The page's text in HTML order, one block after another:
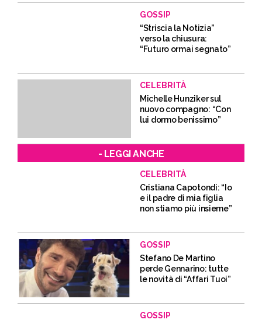
GOSSIP
“Striscia la Notizia”
verso la chiusura:
“Futuro ormai segnato”
CELEBRITÀ
Michelle Hunziker sul
nuovo compagno: “Con
lui dormo benissimo”
- LEGGI ANCHE
CELEBRITÀ
Cristiana Capotondi: “Io
e il padre di mia figlia
non stiamo più insieme”
GOSSIP
Stefano De Martino
perde Gennarino: tutte
le novità di “Affari Tuoi”
GOSSIP